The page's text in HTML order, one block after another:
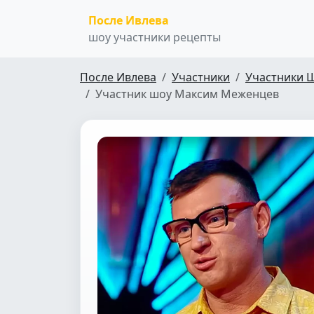
После Ивлева
шоу участники рецепты
После Ивлева Участники
Участники
Участник шоу Максим Меженцев